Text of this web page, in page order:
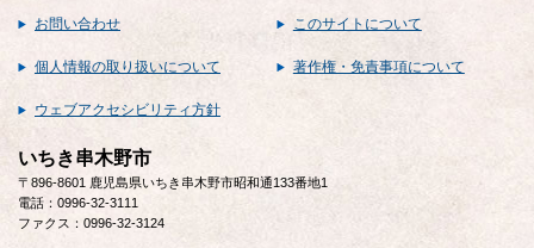
お問い合わせ このサイトについて
個人情報の取り扱いについて 著作権・免責事項について
ウェブアクセシビリティ方針
いちき串木野市
〒896-8601 鹿児島県いちき串木野市昭和通133番地1
電話：0996-32-3111
ファクス：0996-32-3124